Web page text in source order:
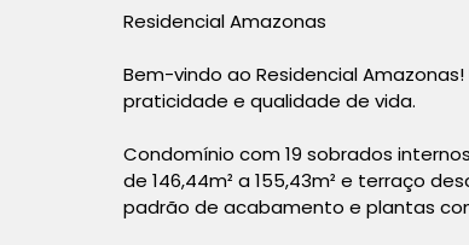
Residencial Amazonas
Bem-vindo ao Residencial
praticidade e qualidade de vida.
Condomínio com 19 sobrados
de 146,44m² a 155,43m² e terraço
padrão de acabamento e plantas